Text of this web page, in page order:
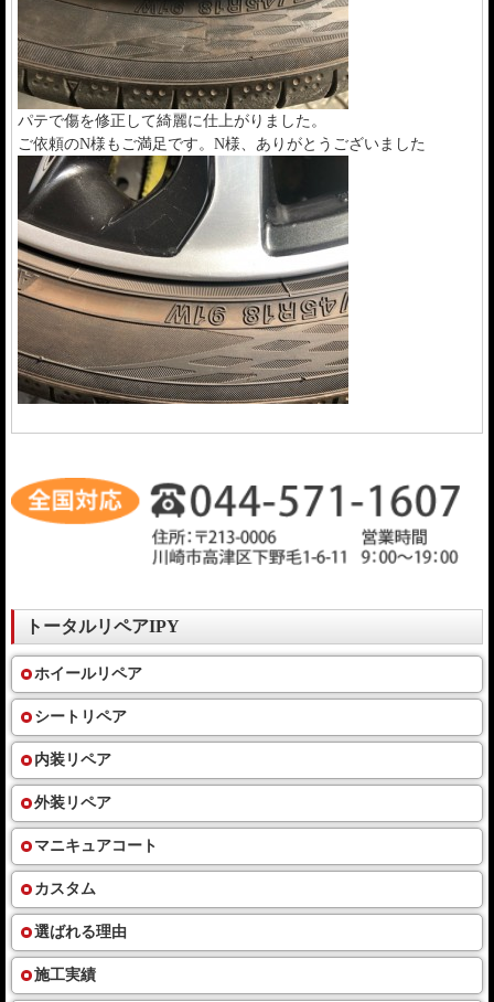
パテで傷を修正して綺麗に仕上がりました。
ご依頼のN様もご満足です。N様、ありがとうございました
トータルリペアIPY
ホイールリペア
シートリペア
内装リペア
外装リペア
マニキュアコート
カスタム
選ばれる理由
施工実績